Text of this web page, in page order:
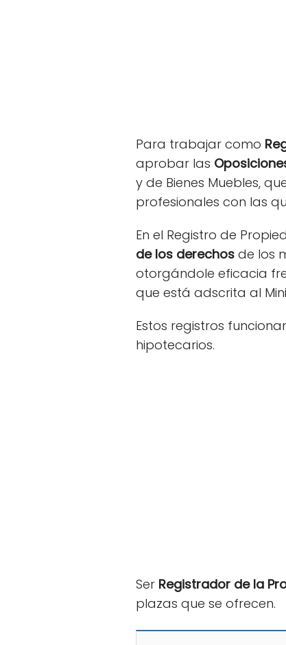
Para trabajar como
aprobar las
y de Bienes Muebles,
profesionales con las
En el Registro de
de los derechos de los
otorgándole eficacia
que está adscrita al
Estos registros
hipotecarios.
Ser Registrador de la
plazas que se ofrecen.